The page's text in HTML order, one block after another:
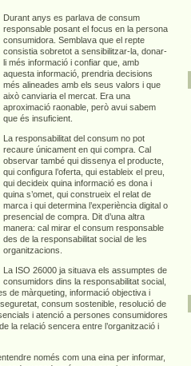
Durant anys es parlava de consum
responsable posant el focus en la persona
consumidora. Semblava que el repte
consistia sobretot a sensibilitzar-la, donar-
li més informació i confiar que, amb
aquesta informació, prendria decisions
més alineades amb els seus valors i que
això canviaria el mercat. Era una
aproximació raonable, però avui sabem
que és insuficient.
La responsabilitat del consum no pot
recaure únicament en qui compra. Cal
observar també qui dissenya el producte,
qui configura l’oferta, qui estableix el preu,
qui decideix quina informació es dona i
quina s’omet, qui construeix el relat de
marca i qui determina l’experiència digital o
presencial de compra. Dit d’una altra
manera: cal mirar el consum responsable
des de la responsabilitat social de les
organitzacions.
La ISO 26000 ja situava els assumptes de
consumidors dins la responsabilitat social,
de màrqueting, informació objectiva i
consum sostenible, resolució de
i atenció a persones consumidores
la relació sencera entre l’organització i
només com una eina per informar,